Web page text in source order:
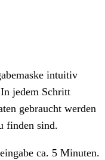
intuitiv
jedem Schritt
gebraucht werden
finden sind.
ca. 5 Minuten.